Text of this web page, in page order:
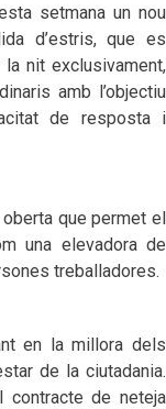
setmana un nou
d’estris, que es
nit exclusivament,
amb l’objectiu
de resposta i
que permet el
una elevadora de
treballadores.
en la millora dels
de la ciutadania.
contracte de neteja